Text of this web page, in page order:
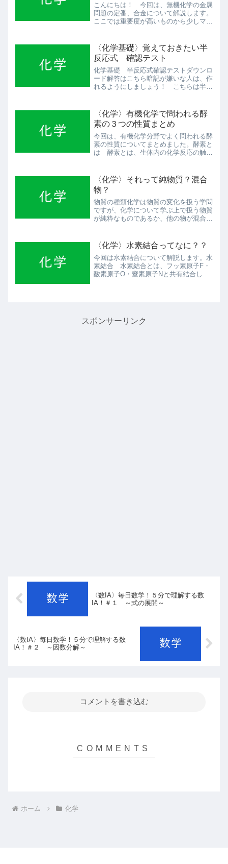
こんにちは！ 今回は、無機化学の金属
問題の定番、合金について解説します。
ここでは重要度が高いものから少しマニ
い。鉄が関係する合金ブリキ ブリキ
は、鉄の表面をスズで処理し...
〈化学基礎〉覚えておきたい半
反応式 確認テスト
化学基礎 半反応式確認テストダウンロ
ード解答はこちら暗記が嫌いな人は、作
れるようにしましょう！ こちらは半反
〈化学〉有機化学で問われる酵
素の３つの性質まとめ
今回は、有機化学分野でよく問われる酵
素の性質についてまとめました。酵素と
は 酵素とは、生体内の化学反応の触媒
す。 例えば、唾液のアミラーゼ、すい
液のトリプシン、血液のカ...
〈化学〉それって純物質？混合
物？
物質の種類化学は物質の変化を扱う学問
ですが、化学について学ぶ上で扱う物質
が純粋なものであるか、他の物が混合し
てたびたび受験生がミスをする物質の分
類についてみていきましょ...
〈化学〉水素結合ってなに？？
今回は水素結合について解説します。水
素結合 水素結合とは、フッ素原子F・
酸素原子O・窒素原子Nと共有結合して
スポンサーリンク
〈数IA〉毎日数学！５分で理解する数
IA！＃１ ～式の展開～
〈数IA〉毎日数学！５分で理解する数
IA！＃２ ～因数分解～
コメントを書き込む
ホーム 化学